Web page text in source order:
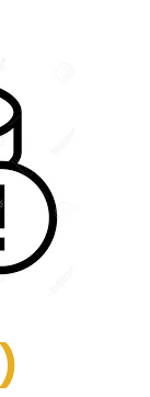
)